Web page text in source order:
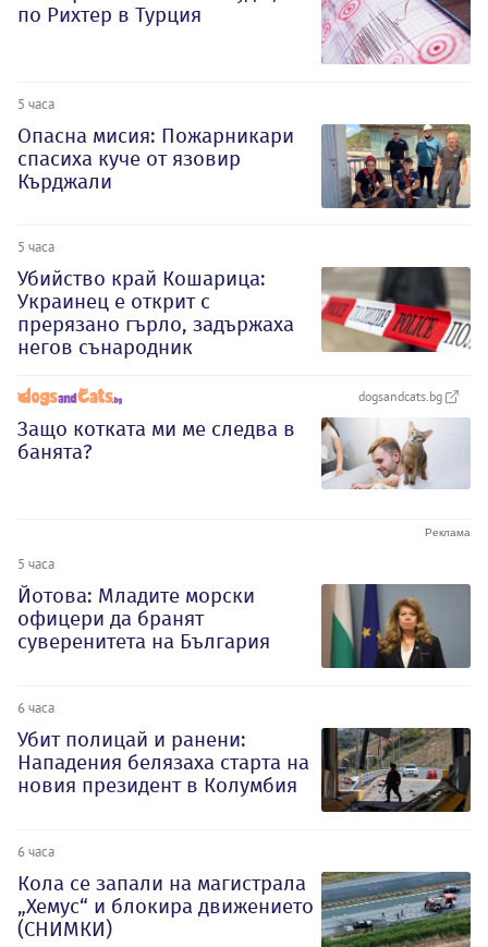
по Рихтер в Турция
5 часа
Опасна мисия: Пожарникари
спасиха куче от язовир
Кърджали
5 часа
Убийство край Кошарица:
Украинец е открит с
прерязано гърло, задържаха
негов сънародник
dogsandcats.bg
Защо котката ми ме следва в
банята?
5 часа
Йотова: Младите морски
офицери да бранят
суверенитета на България
6 часа
Убит полицай и ранени:
Нападения белязаха старта на
новия президент в Колумбия
6 часа
Кола се запали на магистрала
„Хемус“ и блокира движението
(СНИМКИ)